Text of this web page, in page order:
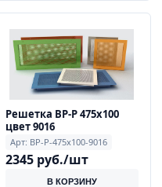
Решетка ВР-Р 475х100
цвет 9016
Арт: ВР-Р-475x100-9016
2345 руб./шт
В КОРЗИНУ